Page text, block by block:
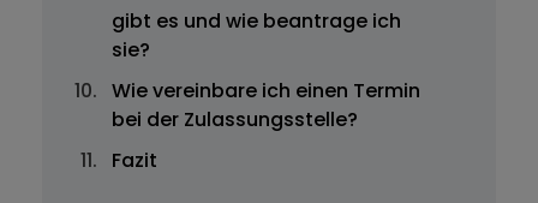
gibt es und wie beantrage ich
sie?
Wie vereinbare ich einen Termin
bei der Zulassungsstelle?
Fazit